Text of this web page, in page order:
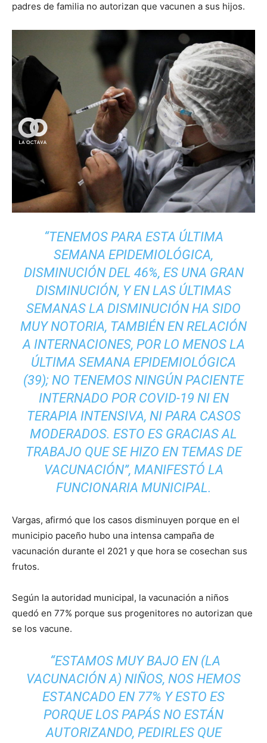
padres de familia no autorizan que vacunen a sus hijos.
“TENEMOS PARA ESTA ÚLTIMA
SEMANA EPIDEMIOLÓGICA,
DISMINUCIÓN DEL 46%, ES UNA GRAN
DISMINUCIÓN, Y EN LAS ÚLTIMAS
SEMANAS LA DISMINUCIÓN HA SIDO
MUY NOTORIA, TAMBIÉN EN RELACIÓN
A INTERNACIONES, POR LO MENOS LA
ÚLTIMA SEMANA EPIDEMIOLÓGICA
(39); NO TENEMOS NINGÚN PACIENTE
INTERNADO POR COVID-19 NI EN
TERAPIA INTENSIVA, NI PARA CASOS
MODERADOS. ESTO ES GRACIAS AL
TRABAJO QUE SE HIZO EN TEMAS DE
VACUNACIÓN”, MANIFESTÓ LA
FUNCIONARIA MUNICIPAL.
Vargas, afirmó que los casos disminuyen porque en el
municipio paceño hubo una intensa campaña de
vacunación durante el 2021 y que hora se cosechan sus
frutos.
Según la autoridad municipal, la vacunación a niños
quedó en 77% porque sus progenitores no autorizan que
se los vacune.
“ESTAMOS MUY BAJO EN (LA
VACUNACIÓN A) NIÑOS, NOS HEMOS
ESTANCADO EN 77% Y ESTO ES
PORQUE LOS PAPÁS NO ESTÁN
AUTORIZANDO, PEDIRLES QUE